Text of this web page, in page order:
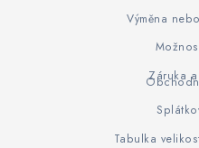
Výměna
Záruka
Tabulka